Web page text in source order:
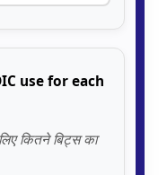
use for each
कितने बिट्स का